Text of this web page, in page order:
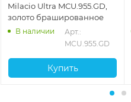
Milacio Ultra MCU.955.GD,
золото брашированное
В наличии
Арт.:
MCU.955.GD
Купить